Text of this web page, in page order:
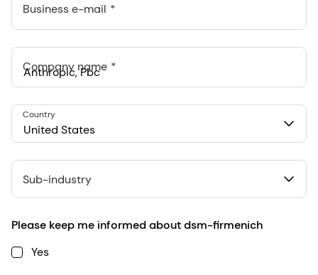
Business e-mail
Company name
548 Market St Pmb 90375, San Francisco, California, US
United States
Country
Sub-industry
Please keep me informed about dsm-firmenich
Yes